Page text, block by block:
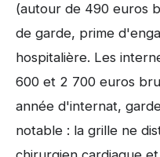
(autour de 490 euros
de garde, prime
hospitalière. Les
600 et 2 700 euros
année d'internat,
notable : la grille ne